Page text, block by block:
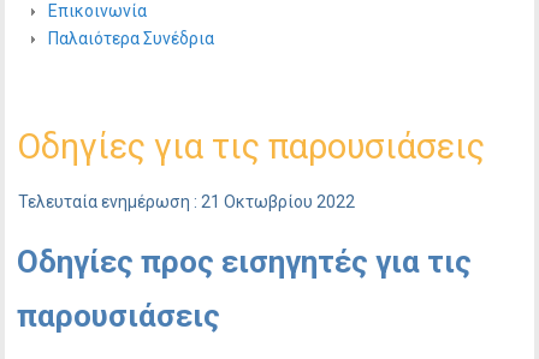
Επικοινωνία
Παλαιότερα Συνέδρια
Οδηγίες για τις παρουσιάσεις
Τελευταία ενημέρωση : 21 Οκτωβρίου 2022
Οδηγίες προς εισηγητές για τις
παρουσιάσεις